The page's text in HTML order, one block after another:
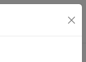
ーション メ